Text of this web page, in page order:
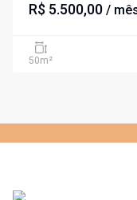
R$ 5.500,00 /
50m²